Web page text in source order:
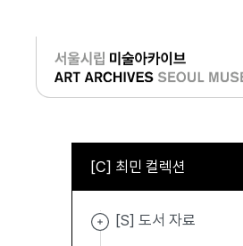
로그인
[C] 최민 컬렉션
[S] 도서 자료